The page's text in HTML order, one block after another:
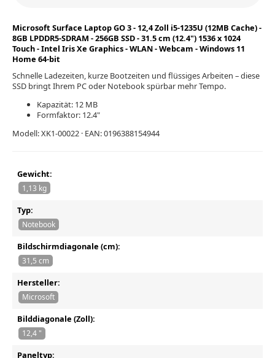
Microsoft Surface Laptop GO 3 - 12,4 Zoll i5-1235U (12MB Cache) -
8GB LPDDR5-SDRAM - 256GB SSD - 31.5 cm (12.4") 1536 x 1024
Touch - Intel Iris Xe Graphics - WLAN - Webcam - Windows 11
Home 64-bit
Schnelle Ladezeiten, kurze Bootzeiten und flüssiges Arbeiten – diese
SSD bringt Ihrem PC oder Notebook spürbar mehr Tempo.
Kapazität: 12 MB
Formfaktor: 12.4"
Modell: XK1-00022 · EAN: 0196388154944
Gewicht:
1,13 kg
Typ:
Notebook
Bildschirmdiagonale (cm):
31,5 cm
Hersteller:
Microsoft
Bilddiagonale (Zoll):
12,4 "
Paneltyp: